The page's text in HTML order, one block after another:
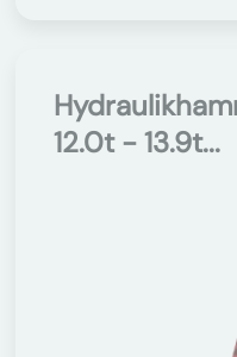
12.0t - 13.9t...